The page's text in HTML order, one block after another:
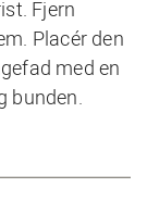
Fjern
Placér den
med en
bunden.